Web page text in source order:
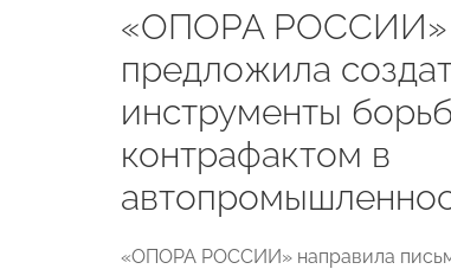
«ОПОРА РОССИИ»
предложила
инструменты
контрафактом в
«ОПОРА РОССИИ» направила